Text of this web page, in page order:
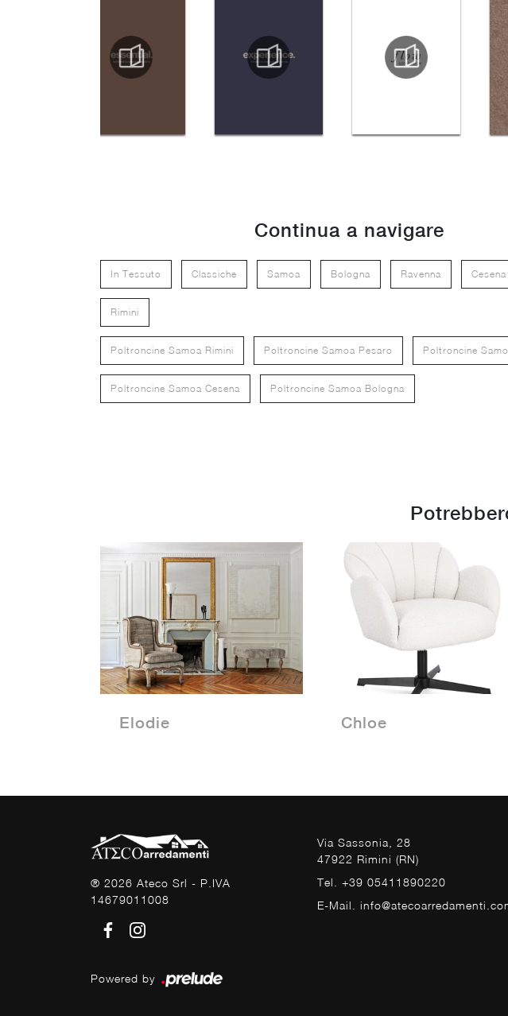
Continua a navigare
In Tessuto Classiche Samoa Bologna Ravenna Cesena
Rimini
Poltroncine Samoa Rimini Poltroncine Samoa Pesaro Poltroncine
Poltroncine Samoa Cesena Poltroncine Samoa Bologna
Elodie Chloe
® 2026 Ateco Srl - P.IVA
14679011008
Via Sassonia, 28
47922 Rimini (RN)
Tel. +39 05411890220
E-Mail.
Powered by